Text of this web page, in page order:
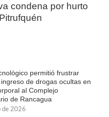
condena por hurto
permitió frustrar
de drogas ocultas en
al Complejo
de Rancagua
de 2026